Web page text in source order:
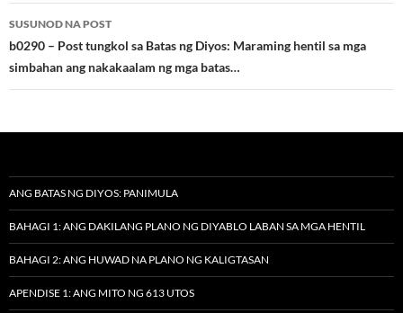
SUSUNOD NA POST
b0290 – Post tungkol sa Batas ng Diyos: Maraming hentil sa mga
simbahan ang nakakaalam ng mga batas…
ANG BATAS NG DIYOS: PANIMULA
BAHAGI 1: ANG DAKILANG PLANO NG DIYABLO LABAN SA MGA HENTIL
BAHAGI 2: ANG HUWAD NA PLANO NG KALIGTASAN
APENDISE 1: ANG MITO NG 613 UTOS